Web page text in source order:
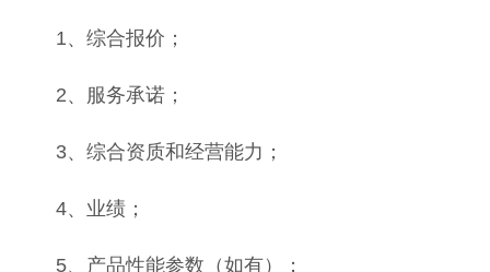
1、综合报价；
2、服务承诺；
3、综合资质和经营能力；
4、业绩；
5、产品性能参数（如有）；